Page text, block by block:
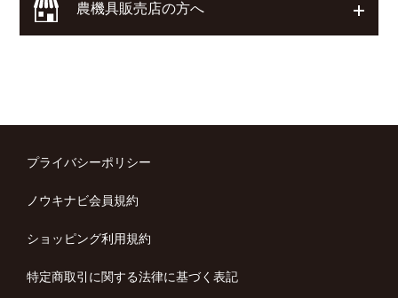
農機具販売店の方へ
プライバシーポリシー
ノウキナビ会員規約
ショッピング利用規約
特定商取引に関する法律に基づく表記